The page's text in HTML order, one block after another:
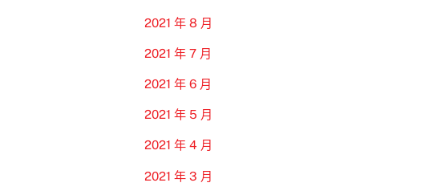
2021 年 8 月
2021 年 7 月
2021 年 6 月
2021 年 5 月
2021 年 4 月
2021 年 3 月